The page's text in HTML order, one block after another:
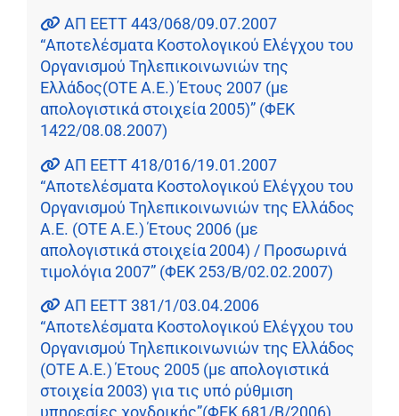
ΑΠ ΕΕΤΤ 443/068/09.07.2007
“Αποτελέσματα Κοστολογικού Ελέγχου του
Οργανισμού Τηλεπικοινωνιών της
Ελλάδος(ΟΤΕ Α.Ε.) Έτους 2007 (με
απολογιστικά στοιχεία 2005)” (ΦΕΚ
1422/08.08.2007)
ΑΠ ΕΕΤΤ 418/016/19.01.2007
“Αποτελέσματα Κοστολογικού Ελέγχου του
Οργανισμού Τηλεπικοινωνιών της Ελλάδος
Α.Ε. (ΟΤΕ Α.Ε.) Έτους 2006 (με
απολογιστικά στοιχεία 2004) / Προσωρινά
τιμολόγια 2007” (ΦΕΚ 253/Β/02.02.2007)
ΑΠ ΕΕΤΤ 381/1/03.04.2006
“Αποτελέσματα Κοστολογικού Ελέγχου του
Οργανισμού Τηλεπικοινωνιών της Ελλάδος
(ΟΤΕ Α.Ε.) Έτους 2005 (με απολογιστικά
στοιχεία 2003) για τις υπό ρύθμιση
υπηρεσίες χονδρικής”(ΦΕΚ 681/Β/2006)